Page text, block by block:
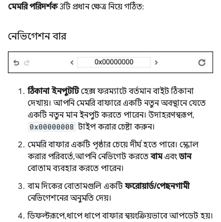
মেমরি পরিদর্শক3টি প্রধান ক্ষেত্র নিয়ে গঠিত:
নেভিগেশন বার
ঠিকানা ইনপুটটিহেক্স ফরম্যাটে বর্তমান বাইট ঠিকানা
দেখায়। আপনি মেমরি বাফারে একটি নতুন অবস্থানে যেতে
একটি নতুন মান ইনপুট করতে পারেন। উদাহরণস্বরূপ,
0x00000008 টাইপ করার চেষ্টা করুন।
মেমরি বাফার একটি পৃষ্ঠার চেয়ে দীর্ঘ হতে পারে। স্ক্রোল
করার পরিবর্তে, আপনি নেভিগেট করতে বামএবংডান
বোতাম ব্যবহার করতে পারেন।
বাম দিকের বোতামগুলি একটিফরোয়ার্ড/পেছনগামী
নেভিগেশনের অনুমতি দেয়।
ডিফল্টরূপে, ধাপে ধাপে বাফার স্বয়ংক্রিয়ভাবে আপডেট হয়।